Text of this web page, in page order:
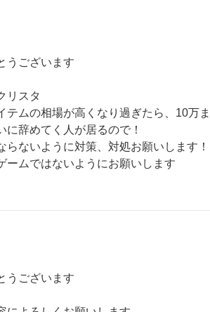
うございます
リスタ
テムの相場が高くなり過ぎたら、10万
に辞めてく人が居るので！
らないように対策、対処お願いします！
ームではないようにお願いします
うございます